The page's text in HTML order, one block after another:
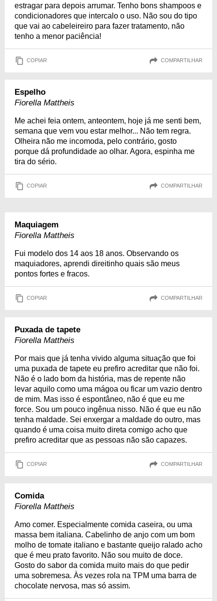
estragar para depois arrumar. Tenho bons shampoos e
condicionadores que intercalo o uso. Não sou do tipo
que vai ao cabeleireiro para fazer tratamento, não
tenho a menor paciência!
COPIAR COMPARTILHAR
Espelho
Fiorella Mattheis
Me achei feia ontem, anteontem, hoje já me senti bem,
semana que vem vou estar melhor... Não tem regra.
Olheira não me incomoda, pelo contrário, gosto
porque dá profundidade ao olhar. Agora, espinha me
tira do sério.
COPIAR COMPARTILHAR
Maquiagem
Fiorella Mattheis
Fui modelo dos 14 aos 18 anos. Observando os
maquiadores, aprendi direitinho quais são meus
pontos fortes e fracos.
COPIAR COMPARTILHAR
Puxada de tapete
Fiorella Mattheis
Por mais que já tenha vivido alguma situação que foi
uma puxada de tapete eu prefiro acreditar que não foi.
Não é o lado bom da história, mas de repente não
levar aquilo como uma mágoa ou ficar um vazio dentro
de mim. Mas isso é espontâneo, não é que eu me
force. Sou um pouco ingênua nisso. Não é que eu não
tenha maldade. Sei enxergar a maldade do outro, mas
quando é uma coisa muito direta comigo acho que
prefiro acreditar que as pessoas não são capazes.
COPIAR COMPARTILHAR
Comida
Fiorella Mattheis
Amo comer. Especialmente comida caseira, ou uma
massa bem italiana. Cabelinho de anjo com um bom
molho de tomate italiano e bastante queijo ralado acho
que é meu prato favorito. Não sou muito de doce.
Gosto do sabor da comida muito mais do que pedir
uma sobremesa. Às vezes rola na TPM uma barra de
chocolate nervosa, mas só assim.